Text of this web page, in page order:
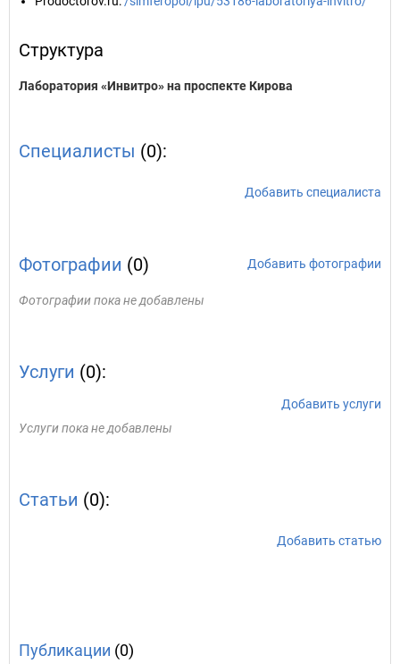
Структура
Лаборатория «Инвитро» на проспекте Кирова
Специалисты (0):
Добавить специалиста
Фотографии (0) Добавить фотографии
Фотографии пока не добавлены
Услуги (0):
Добавить услуги
Услуги пока не добавлены
Статьи (0):
Добавить статью
Публикации (0)